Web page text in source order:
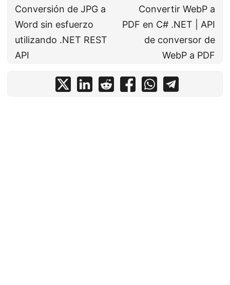
Conversión de JPG a
Word sin esfuerzo
utilizando .NET REST
API
Convertir WebP a
PDF en C# .NET | API
de conversor de
WebP a PDF